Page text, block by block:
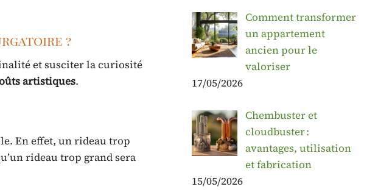
?
et susciter la curiosité
artistiques.
En effet, un rideau trop
rideau trop grand sera
Comment transformer
un appartement
ancien pour le
valoriser
17/05/2026
Chembuster et
cloudbuster :
avantages, utilisation
et fabrication
15/05/2026